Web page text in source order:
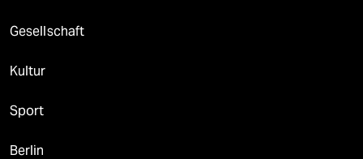
Gesellschaft
Kultur
Sport
Berlin